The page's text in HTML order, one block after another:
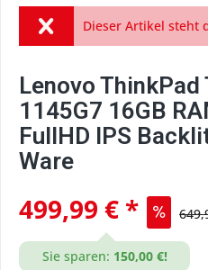
Dieser Artikel steht
Lenovo ThinkPad
1145G7 16GB
FullHD IPS
Ware
499,99 € *
Sie sparen: 150,00 €!